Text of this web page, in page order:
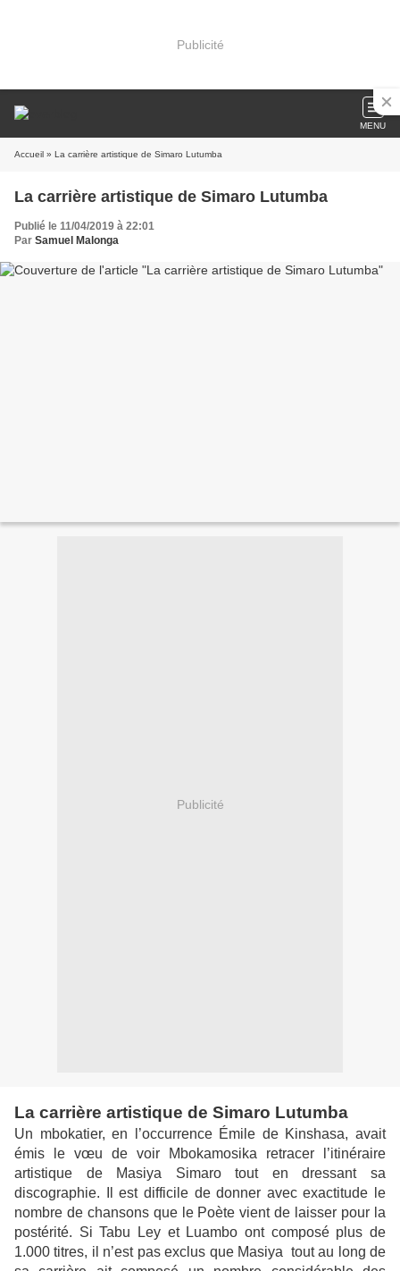
Publicité
MENU
Accueil » La carrière artistique de Simaro Lutumba
La carrière artistique de Simaro Lutumba
Publié le 11/04/2019 à 22:01
Par Samuel Malonga
Publicité
La carrière artistique de Simaro Lutumba
Un mbokatier, en l’occurrence Émile de Kinshasa, avait
émis le vœu de voir Mbokamosika retracer l’itinéraire
artistique de Masiya Simaro tout en dressant sa
discographie. Il est difficile de donner avec exactitude le
nombre de chansons que le Poète vient de laisser pour la
postérité. Si Tabu Ley et Luambo ont composé plus de
1.000 titres, il n’est pas exclus que Masiya tout au long de